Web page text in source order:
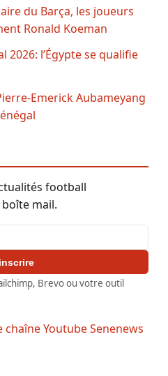
du Barça, les joueurs
Ronald Koeman
2026: l’Égypte se qualifie
Emerick Aubameyang
football
mail.
Brevo ou votre outil